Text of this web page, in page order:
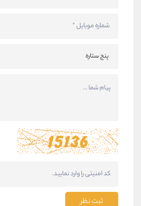
ثبت نظر